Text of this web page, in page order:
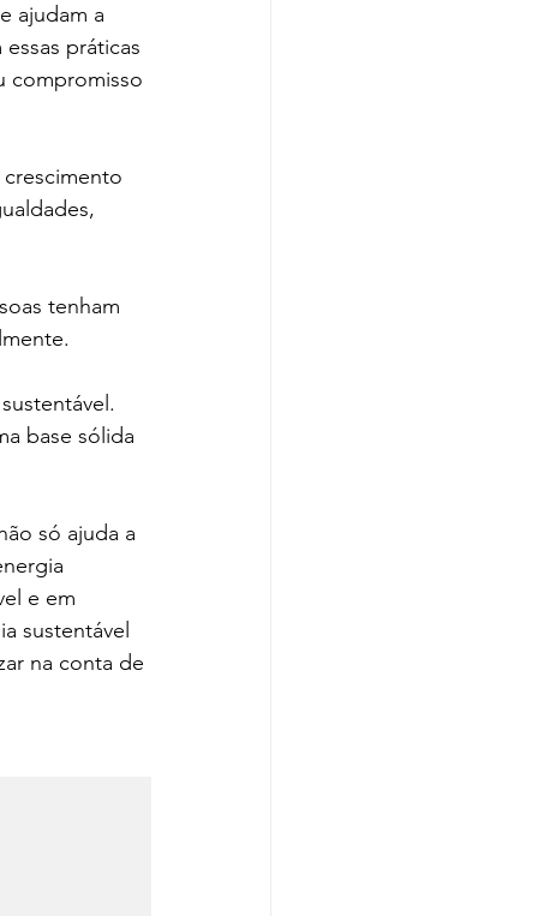
ajudam a
práticas
compromisso
tenham
base sólida
só ajuda a
e em
sustentável
na conta de